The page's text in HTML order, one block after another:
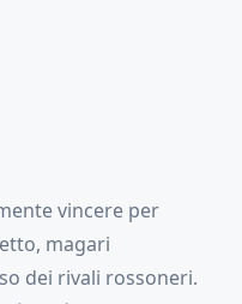
vincere per
magari
dei rivali rossoneri.